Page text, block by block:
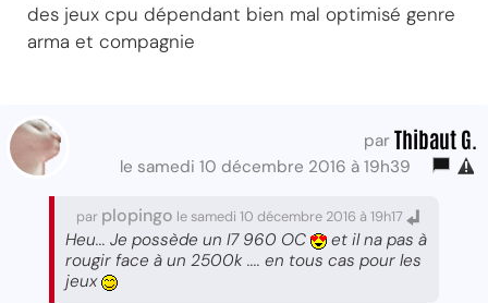
des jeux cpu dépendant bien mal optimisé genre
arma et compagnie
par Thibaut G.
le samedi 10 décembre 2016 à 19h39
par plopingo le samedi 10 décembre 2016 à 19h17
Heu... Je possède un I7 960 OC
et il na pas à
rougir face à un 2500k .... en tous cas pour les
jeux